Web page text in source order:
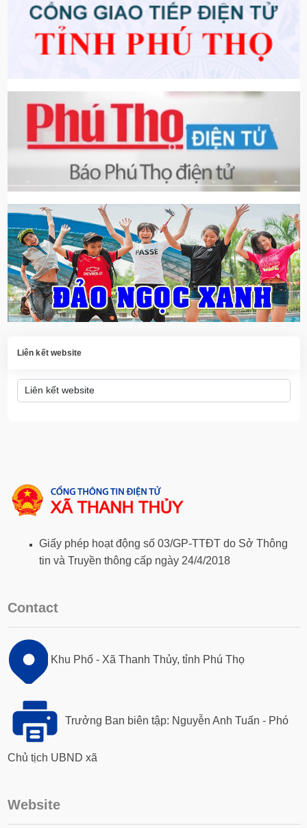
Liên kết website
Giấy phép hoạt động số 03/GP-TTĐT do Sở Thông
tin và Truyền thông cấp ngày 24/4/2018
Contact
Khu Phố - Xã Thanh Thủy, tỉnh Phú Thọ
Trưởng Ban biên tập: Nguyễn Anh Tuấn - Phó
Chủ tịch UBND xã
Website